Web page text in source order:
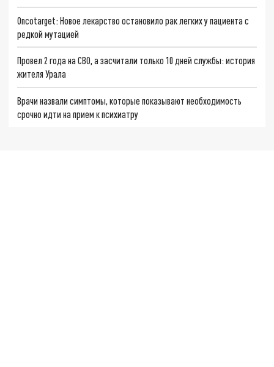
Oncotarget: Новое лекарство остановило рак легких у пациента с
редкой мутацией
Провел 2 года на СВО, а засчитали только 10 дней службы: история
жителя Урала
Врачи назвали симптомы, которые показывают необходимость
срочно идти на прием к психиатру